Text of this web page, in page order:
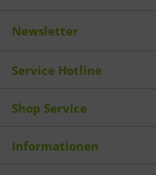
Newsletter
Service Hotline
Shop Service
Informationen